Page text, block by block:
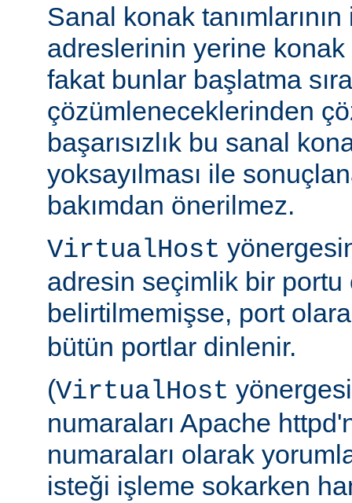
Sanal konak
adreslerinin yerine
fakat bunlar başlatma
çözümleneceklerinden
başarısızlık bu sanal
yoksayılması ile
bakımdan önerilmez.
VirtualHost
adresin seçimlik bir
belirtilmemişse, port
bütün portlar dinlenir.
(VirtualHost
numaraları Apache
numaraları olarak
isteği işleme sokarken